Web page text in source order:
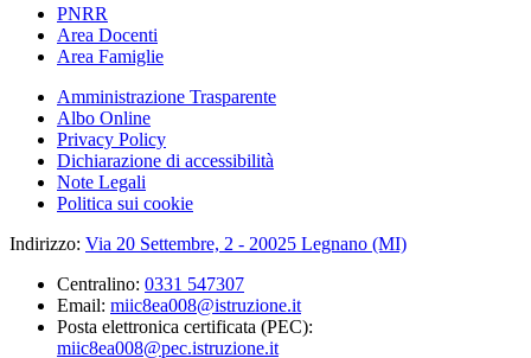
PNRR
Area Docenti
Area Famiglie
Amministrazione Trasparente
Albo Online
Privacy Policy
Dichiarazione di accessibilità
Note Legali
Politica sui cookie
Indirizzo: Via 20 Settembre, 2 - 20025 Legnano (MI)
Centralino: 0331 547307
Email: miic8ea008@istruzione.it
Posta elettronica certificata (PEC):
miic8ea008@pec.istruzione.it